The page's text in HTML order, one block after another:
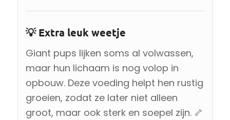
💡 Extra leuk weetje
Giant pups lijken soms al volwassen,
maar hun lichaam is nog volop in
opbouw. Deze voeding helpt hen rustig
groeien, zodat ze later niet alleen
groot, maar ook sterk en soepel zijn. 🦴